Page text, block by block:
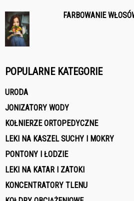
FARBOWANIE
POPULARNE KATEGORIE
URODA
JONIZATORY WODY
KOŁNIERZE ORTOPEDYCZNE
LEKI NA KASZEL SUCHY I MOKRY
PONTONY I ŁODZIE
LEKI NA KATAR I ZATOKI
KONCENTRATORY TLENU